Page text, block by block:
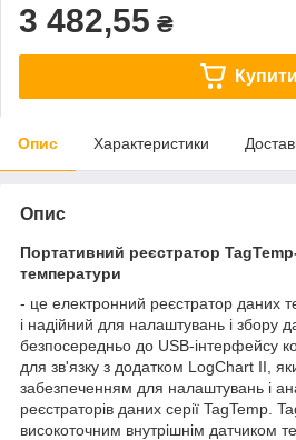
3 482,55 ₴
Купити
Опис Характеристики
Опис
Портативний реєстратор TagTemp
температури
- це електронний реєстратор даних
і надійний для налаштувань і збору
безпосередньо до USB-інтерфейсу
для зв'язку з додатком LogChart II,
забезпеченням для налаштувань і
реєстраторів даних серії TagTemp.
високоточним внутрішнім датчиком